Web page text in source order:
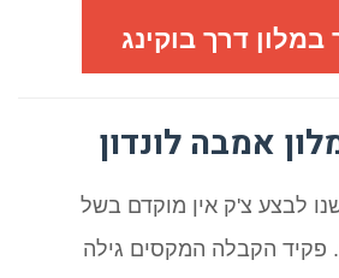
דרך בוקינג
אמבה לונדון
לבצע צ'ק אין מוקדם בשל
פקיד הקבלה המקסים גילה